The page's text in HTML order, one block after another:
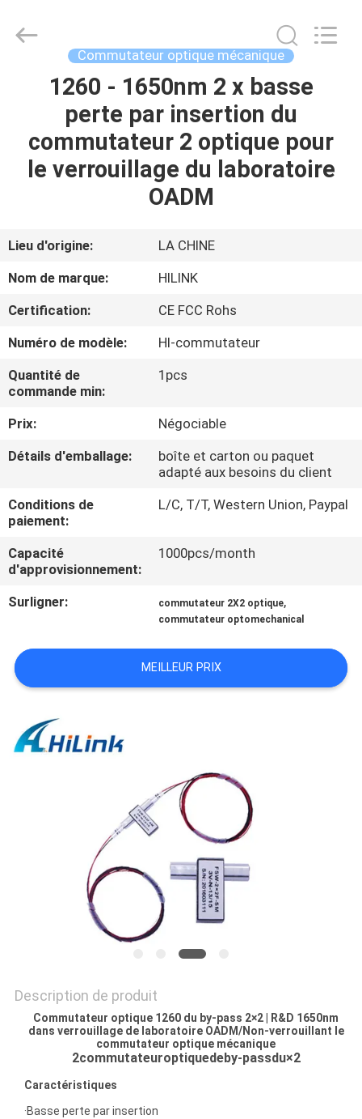
MAISON
À
PROPOS
DE
VISITE
L'USINE
DE
LA
QUALITÉ
CONTACTER
NOUVELLES
LES
DEMANDEZ
UN DEVIS
POLITIQUE
CONFIDENTIALITÉ
HiLink
Technology
Commutateur optique mécanique
1260 - 1650nm 2 x basse
perte par insertion du
commutateur 2 optique pour
le verrouillage du laboratoire
OADM
Lieu d'origine:
LA CHINE
Nom de marque:
HILINK
Certification:
CE FCC Rohs
Numéro de modèle:
Hl-commutateur
Quantité de
commande min:
1pcs
Prix:
Négociable
Détails d'emballage:
boîte et carton ou paquet
adapté aux besoins du client
Conditions de
paiement:
L/C, T/T, Western Union, Paypal
Capacité
d'approvisionnement:
1000pcs/month
Surligner: commutateur 2X2 optique,
commutateur optomechanical
MEILLEUR PRIX
Description de produit
Commutateur optique 1260 du by-pass 2×2 | R&D 1650nm
dans verrouillage de laboratoire OADM/Non-verrouillant le
commutateur optique mécanique
2commutateuroptiquedeby-passdu×2
Caractéristiques
·Basse perte par insertion